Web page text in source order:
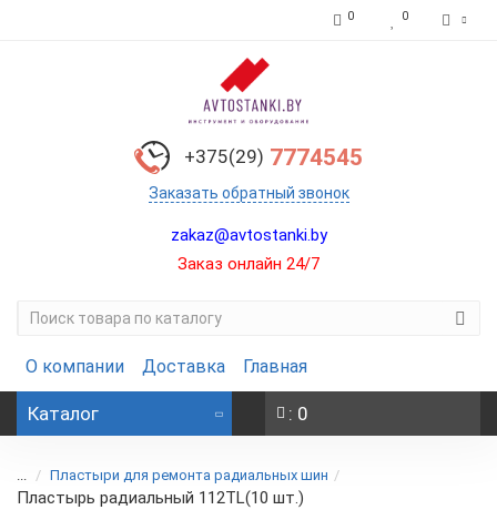
0 0
+375(29) 7774545
Заказать обратный звонок
zakaz@avtostanki.by
Заказ онлайн 24/7
О компании Доставка Главная
Каталог : 0
... Пластыри для ремонта радиальных шин
Пластырь радиальный 112TL(10 шт.)